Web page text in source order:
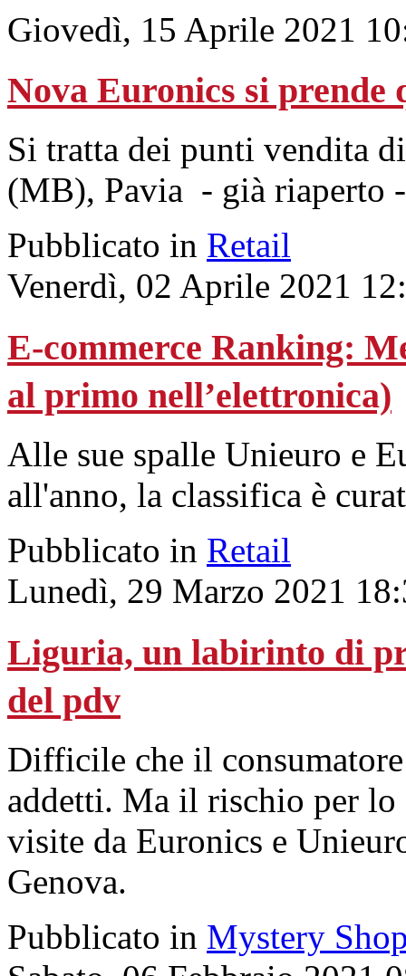
Giovedì, 15 Aprile 2021
Nova Euronics si
Si tratta dei punti vendita
(MB), Pavia - già riaperto
Pubblicato in Retail
Venerdì, 02 Aprile 2021
E-commerce Ranking:
al primo nell’elettronica)
Alle sue spalle Unieuro e
all'anno, la classifica è
Pubblicato in Retail
Lunedì, 29 Marzo 2021
Liguria, un labirinto di
del pdv
Difficile che il
addetti. Ma il rischio per
visite da Euronics e
Genova.
Pubblicato in Mystery